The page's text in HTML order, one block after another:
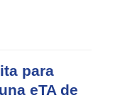
para
eTA de